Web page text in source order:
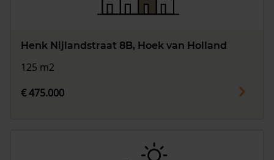
Henk Nijlandstraat 8B, Hoek van Holland
125 m2
€ 475.000